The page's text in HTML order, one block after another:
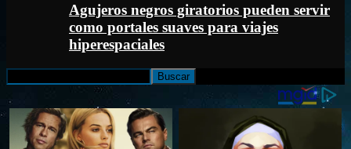
Agujeros negros giratorios pueden servir
como portales suaves para viajes
hiperespaciales